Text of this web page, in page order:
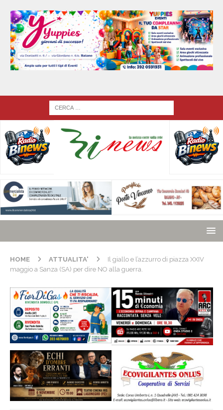
HOME ATTUALITA'
Il giallo e l’azzurro di piazza XXIV
maggio a Sanza (SA) per dire NO alla guerra.